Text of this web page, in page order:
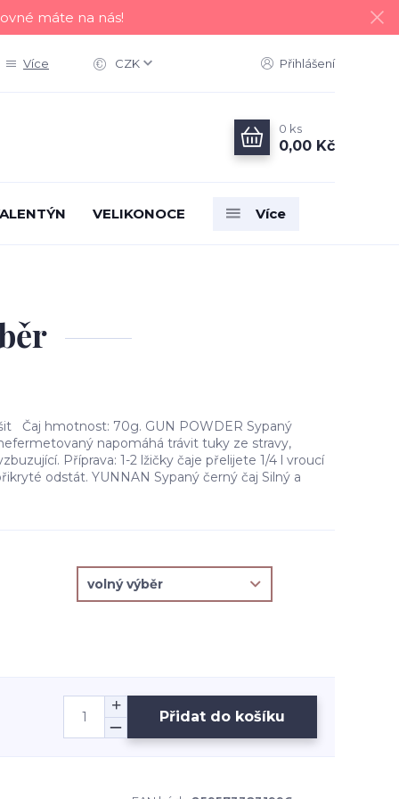
máte na nás!
Více CZK Přihlášení
0 ks
0,00 Kč
VELIKONOCE Více
Čaj hmotnost: 70g. GUN POWDER Sypaný
napomáhá trávit tuky ze stravy,
Příprava: 1-2 lžičky čaje přelijete 1/4 l vroucí
odstát. YUNNAN Sypaný černý čaj Silný a
Přidat do košíku